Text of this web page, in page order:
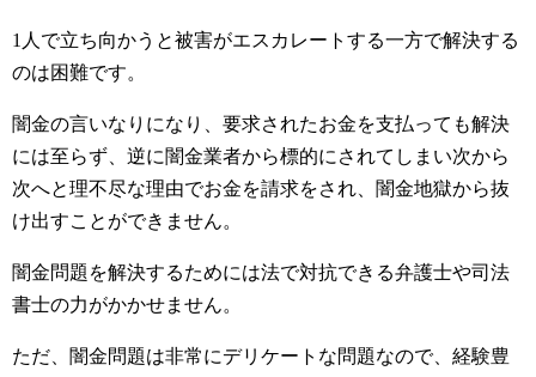
1人で立ち向かうと被害がエスカレートする一方で解決する
のは困難です。
闇金の言いなりになり、要求されたお金を支払っても解決
には至らず、逆に闇金業者から標的にされてしまい次から
次へと理不尽な理由でお金を請求をされ、闇金地獄から抜
け出すことができません。
闇金問題を解決するためには法で対抗できる弁護士や司法
書士の力がかかせません。
ただ、闇金問題は非常にデリケートな問題なので、経験豊